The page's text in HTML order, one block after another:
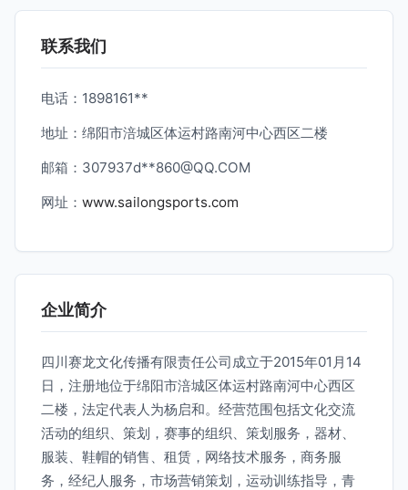
联系我们
电话：1898161**
地址：绵阳市涪城区体运村路南河中心西区二楼
邮箱：307937d**860@QQ.COM
网址： www.sailongsports.com
企业简介
四川赛龙文化传播有限责任公司成立于2015年01月14
日，注册地位于绵阳市涪城区体运村路南河中心西区
二楼，法定代表人为杨启和。经营范围包括文化交流
活动的组织、策划，赛事的组织、策划服务，器材、
服装、鞋帽的销售、租赁，网络技术服务，商务服
务，经纪人服务，市场营销策划，运动训练指导，青